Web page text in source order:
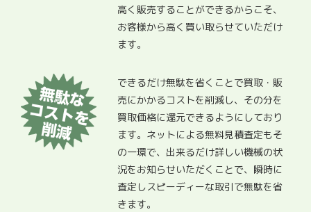
高く販売することができるからこそ、
お客様から高く買い取らせていただけ
ます。
できるだけ無駄を省くことで買取・販
売にかかるコストを削減し、その分を
買取価格に還元できるようにしており
ます。ネットによる無料見積査定もそ
の一環で、出来るだけ詳しい機械の状
況をお知らせいただくことで、瞬時に
査定しスピーディーな取引で無駄を省
きます。